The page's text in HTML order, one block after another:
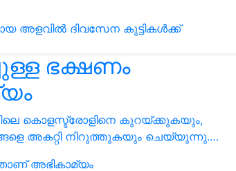
ഭക്ഷണം
കൊളസ്ട്രോളിനെ കുറയ്ക്കുകയും,
അകറ്റി നിറുത്തുകയും ചെയ്യുന്നു.…